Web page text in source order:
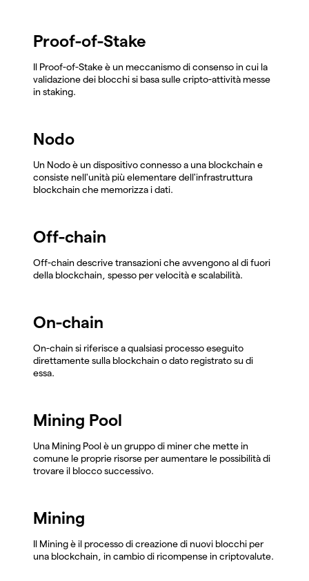
Proof-of-Stake
Il Proof-of-Stake è un meccanismo di consenso in cui la
validazione dei blocchi si basa sulle cripto-attività messe
in staking.
Nodo
Un Nodo è un dispositivo connesso a una blockchain e
consiste nell'unità più elementare dell'infrastruttura
blockchain che memorizza i dati.
Off-chain
Off-chain descrive transazioni che avvengono al di fuori
della blockchain, spesso per velocità e scalabilità.
On-chain
On-chain si riferisce a qualsiasi processo eseguito
direttamente sulla blockchain o dato registrato su di
essa.
Mining Pool
Una Mining Pool è un gruppo di miner che mette in
comune le proprie risorse per aumentare le possibilità di
trovare il blocco successivo.
Mining
Il Mining è il processo di creazione di nuovi blocchi per
una blockchain, in cambio di ricompense in criptovalute.